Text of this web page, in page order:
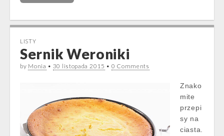
LISTY
Sernik Weroniki
by Monia • 30 listopada 2015 • 0 Comments
Znako
mite
przepi
sy na
ciasta.